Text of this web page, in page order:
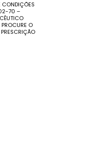
CONDIÇÕES
70 –
O